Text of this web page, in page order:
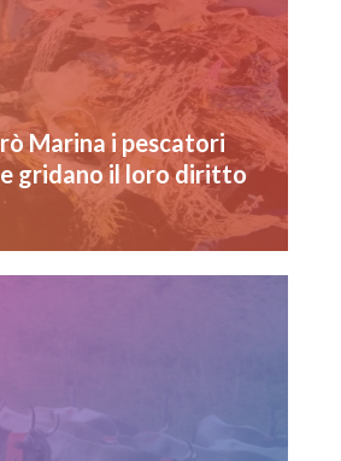
Marina i pescatori
gridano il loro diritto